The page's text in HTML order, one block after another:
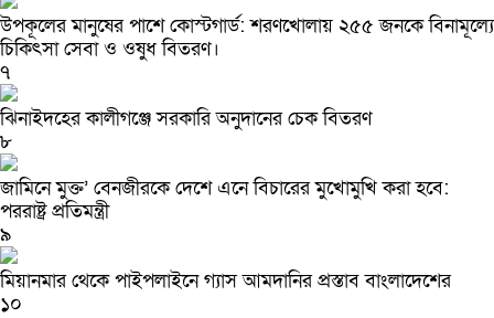
উপকূলের মানুষের পাশে কোস্টগার্ড: শরণখোলায় ২৫৫ জনকে বিনামূল্যে
চিকিৎসা সেবা ও ওষুধ বিতরণ।
৭
ঝিনাইদহের কালীগঞ্জে সরকারি অনুদানের চেক বিতরণ
৮
জামিনে মুক্ত’ বেনজীরকে দেশে এনে বিচারের মুখোমুখি করা হবে:
পররাষ্ট্র প্রতিমন্ত্রী
৯
মিয়ানমার থেকে পাইপলাইনে গ্যাস আমদানির প্রস্তাব বাংলাদেশের
১০